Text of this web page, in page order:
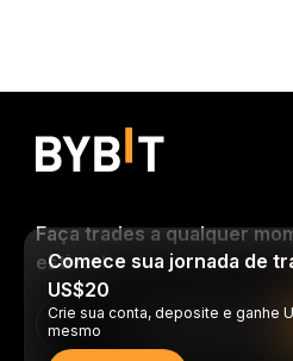
Faça trades a qualquer
estiver!
Download
Comece sua jornada de
US$20
Crie sua conta, deposite e ganhe
mesmo